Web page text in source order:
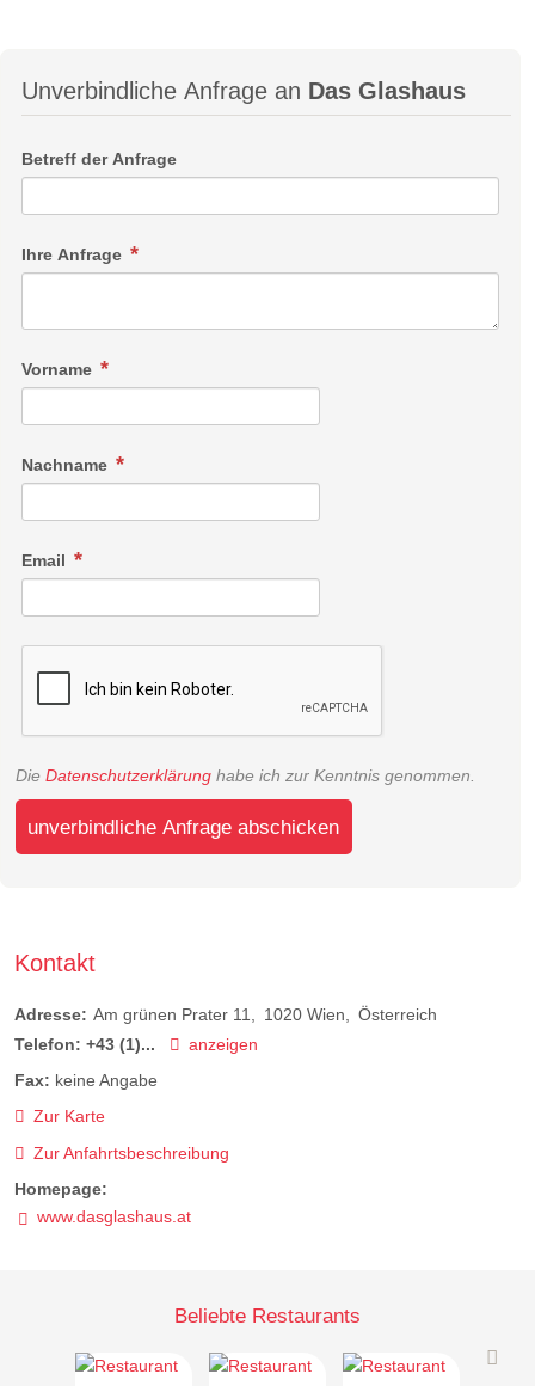
Unverbindliche Anfrage an Das Glashaus
Betreff der Anfrage
Ihre Anfrage
Vorname
Nachname
Email
Die Datenschutzerklärung habe ich zur Kenntnis genommen.
unverbindliche Anfrage abschicken
Kontakt
Adresse: Am grünen Prater 11 1020 Wien
Österreich
Telefon: +43 (1)...
anzeigen
Fax: keine Angabe
Zur Karte
Zur Anfahrtsbeschreibung
Homepage:
www.dasglashaus.at
Beliebte Restaurants